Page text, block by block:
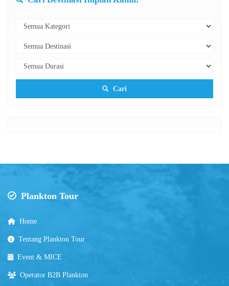
Cari
Plankton Tour
Home
Tentang Plankton Tour
Event & MICE
Operator B2B Plankton